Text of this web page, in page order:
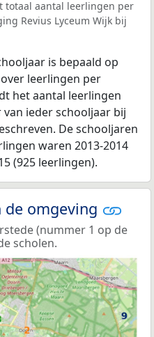
totaal aantal leerlingen per
Revius Lyceum Wijk bij
is bepaald op
over leerlingen per
het aantal leerlingen
ieder schooljaar bij
De schooljaren
waren 2013-2014
(925 leerlingen).
de omgeving
(nummer 1 op de
scholen.